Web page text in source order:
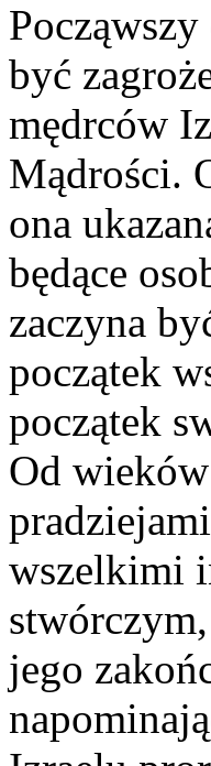
być
mędrców
Mądrości.
ona
będące
zaczyna
początek
początek
Od
wszelkimi
jego